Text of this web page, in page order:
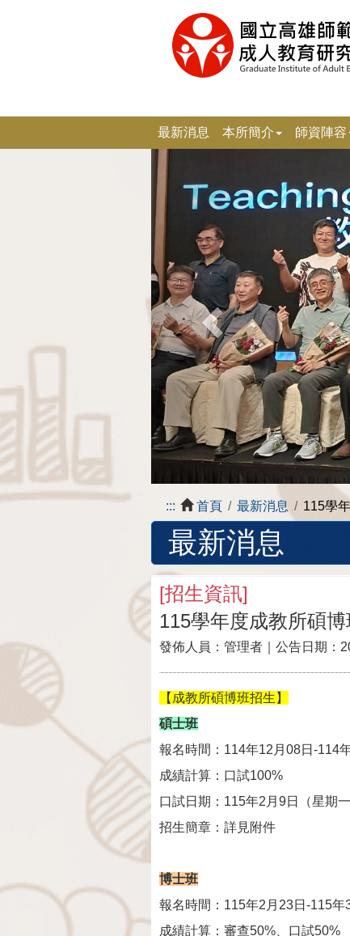
區
塊
最新消息 本所簡介 師資陣容
一
張
::: 首頁 最新消息 115學
最新消息
[招生資訊]
115學年度成教所碩
發佈人員： 管理者 ｜公告日期：
【成教所碩博班招生】
碩士班
報名時間：114年12月08日-114
成績計算：口試100%
口試日期：115年2月9日（星期一
招生簡章：詳見附件
博士班
報名時間：115年2月23日-115年
成績計算：審查50%、口試50%